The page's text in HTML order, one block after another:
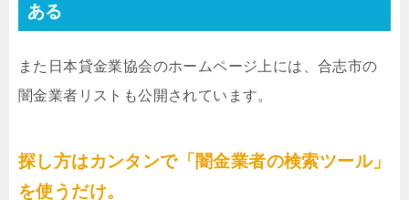
ある
また日本貸金業協会のホームページ上には、合志市の
闇金業者リストも公開されています。
探し方はカンタンで「闇金業者の検索ツール」
を使うだけ。